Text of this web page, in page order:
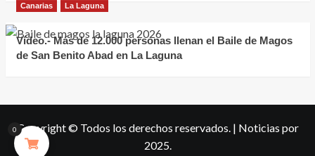
Canarias La Laguna
Vídeo.- Más de 12.000 personas llenan el Baile de Magos
de San Benito Abad en La Laguna
Copyright © Todos los derechos reservados. | Noticias por
2025.
0